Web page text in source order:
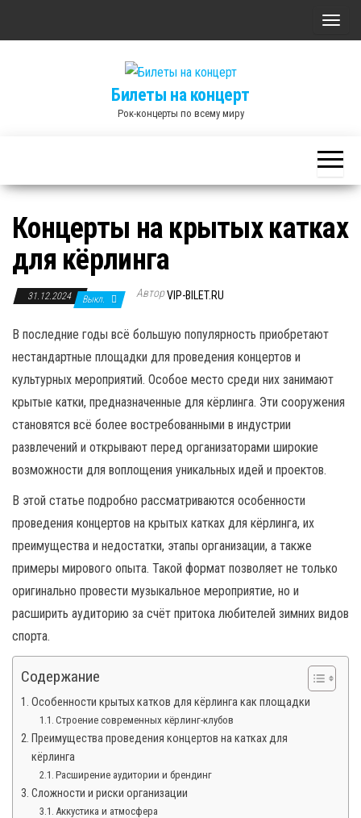
П
т
ь
С
а
в
Билеты на концерт
Рок-концерты по всему миру
Концерты на крытых катках
для кёрлинга
31.12.2024 Выкл. АвторVIP-BILET.RU
В последние годы всё большую популярность приобретают
нестандартные площадки для проведения концертов и
культурных мероприятий. Особое место среди них занимают
крытые катки, предназначенные для кёрлинга. Эти сооружения
становятся всё более востребованными в индустрии
развлечений и открывают перед организаторами широкие
возможности для воплощения уникальных идей и проектов.
В этой статье подробно рассматриваются особенности
проведения концертов на крытых катках для кёрлинга, их
преимущества и недостатки, этапы организации, а также
примеры мирового опыта. Такой формат позволяет не только
оригинально провести музыкальное мероприятие, но и
расширить аудиторию за счёт притока любителей зимних видов
спорта.
Содержание
Особенности крытых катков для кёрлинга как площадки
Строение современных кёрлинг-клубов
Преимущества проведения концертов на катках для
кёрлинга
Расширение аудитории и брендинг
Сложности и риски организации
Аккустика и атмосфера